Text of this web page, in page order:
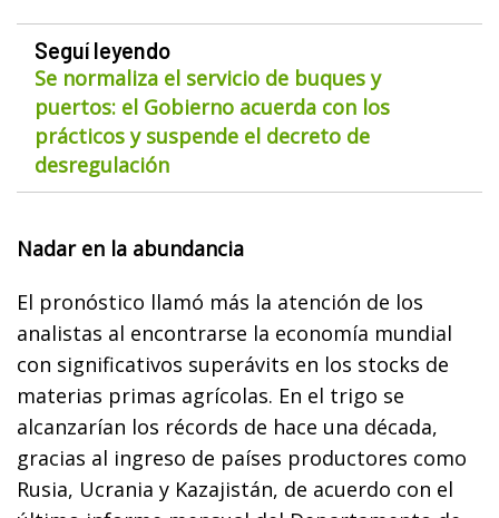
Seguí leyendo
Se normaliza el servicio de buques y
puertos: el Gobierno acuerda con los
prácticos y suspende el decreto de
desregulación
Nadar en la abundancia
El pronóstico llamó más la atención de los
analistas al encontrarse la economía mundial
con significativos superávits en los stocks de
materias primas agrícolas. En el trigo se
alcanzarían los récords de hace una década,
gracias al ingreso de países productores como
Rusia, Ucrania y Kazajistán, de acuerdo con el